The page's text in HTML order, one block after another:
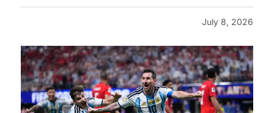
July 8, 2026